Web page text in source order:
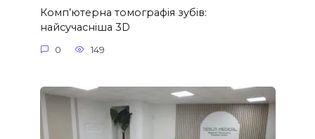
Комп’ютерна томографія зубів:
найсучасніша 3D
0 149